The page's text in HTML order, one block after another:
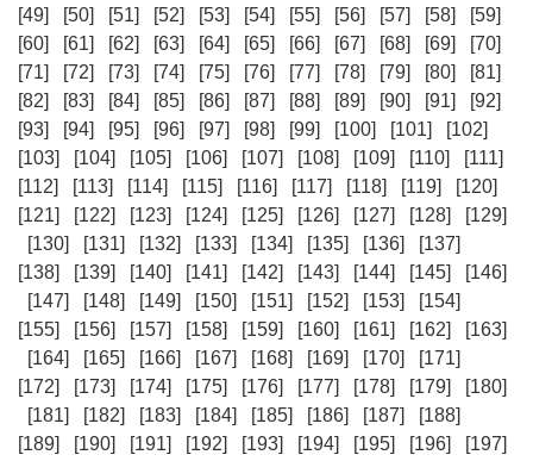
[49]
[50] [51] [52] [53] [54] [55] [56] [57] [58]
[59]
[60]
[61] [62] [63] [64] [65] [66] [67] [68] [69]
[70]
[71]
[72] [73] [74] [75] [76] [77] [78] [79] [80]
[81]
[82]
[83] [84] [85] [86] [87] [88] [89] [90] [91]
[92]
[93]
[94] [95] [96] [97] [98] [99] [100] [101]
[102]
[103]
[104] [105] [106] [107] [108] [109] [110]
[111]
[112]
[113] [114] [115] [116] [117] [118] [119]
[120]
[121]
[122] [123] [124] [125] [126] [127] [128]
[129]
[130]
[131] [132] [133] [134] [135] [136]
[137]
[138]
[139] [140] [141] [142] [143] [144] [145]
[146]
[147]
[148] [149] [150] [151] [152] [153]
[154]
[155]
[156] [157] [158] [159] [160] [161] [162]
[163]
[164]
[165] [166] [167] [168] [169] [170]
[171]
[172]
[173] [174] [175] [176] [177] [178] [179]
[180]
[181]
[182] [183] [184] [185] [186] [187]
[188]
[189]
[190] [191] [192] [193] [194] [195] [196]
[197]